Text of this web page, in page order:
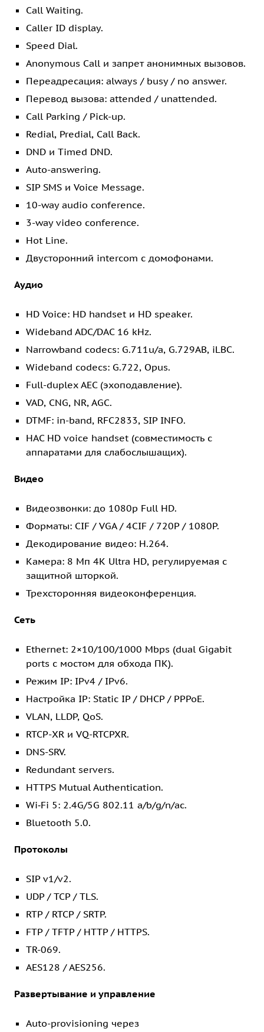
Call Waiting.
Caller ID display.
Speed Dial.
Anonymous Call и запрет анонимных вызовов.
Переадресация: always / busy / no answer.
Перевод вызова: attended / unattended.
Call Parking / Pick-up.
Redial, Predial, Call Back.
DND и Timed DND.
Auto-answering.
SIP SMS и Voice Message.
10-way audio conference.
3-way video conference.
Hot Line.
Двусторонний intercom с домофонами.
Аудио
HD Voice: HD handset и HD speaker.
Wideband ADC/DAC 16 kHz.
Narrowband codecs: G.711u/a, G.729AB, iLBC.
Wideband codecs: G.722, Opus.
Full-duplex AEC (эхоподавление).
VAD, CNG, NR, AGC.
DTMF: in-band, RFC2833, SIP INFO.
HAC HD voice handset (совместимость с
аппаратами для слабослышащих).
Видео
Видеозвонки: до 1080p Full HD.
Форматы: CIF / VGA / 4CIF / 720P / 1080P.
Декодирование видео: H.264.
Камера: 8 Мп 4K Ultra HD, регулируемая с
защитной шторкой.
Трехсторонняя видеоконференция.
Сеть
Ethernet: 2×10/100/1000 Mbps (dual Gigabit
ports с мостом для обхода ПК).
Режим IP: IPv4 / IPv6.
Настройка IP: Static IP / DHCP / PPPoE.
VLAN, LLDP, QoS.
RTCP-XR и VQ-RTCPXR.
DNS-SRV.
Redundant servers.
HTTPS Mutual Authentication.
Wi‑Fi 5: 2.4G/5G 802.11 a/b/g/n/ac.
Bluetooth 5.0.
Протоколы
SIP v1/v2.
UDP / TCP / TLS.
RTP / RTCP / SRTP.
FTP / TFTP / HTTP / HTTPS.
TR-069.
AES128 / AES256.
Развертывание и управление
Auto-provisioning через